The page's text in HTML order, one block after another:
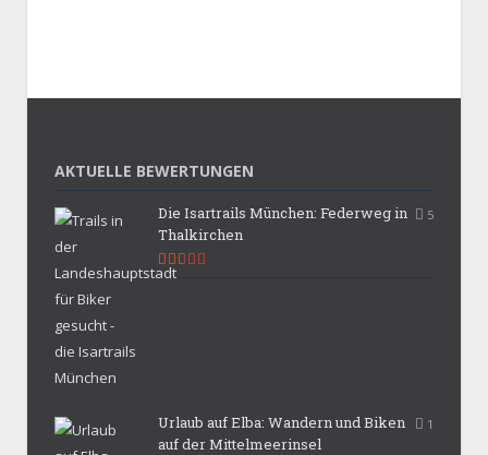
AKTUELLE BEWERTUNGEN
5
Die Isartrails München: Federweg in
Thalkirchen
1
Urlaub auf Elba: Wandern und Biken
auf der Mittelmeerinsel